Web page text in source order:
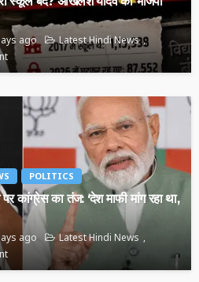
ago
Latest Hindi News
POLITICS
कांग्रेस का तंज: ‘देश माफी मांग रहा था,
ago
Latest Hindi News